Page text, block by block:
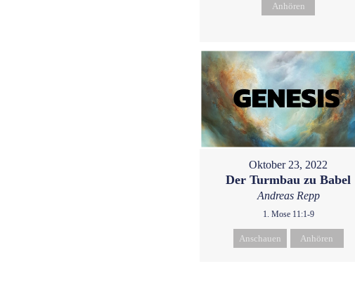
Anhören
Oktober 23, 2022
Der Turmbau zu Babel
Andreas Repp
1. Mose 11:1-9
Anschauen Anhören